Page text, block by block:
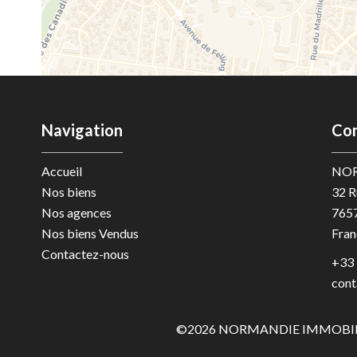
Navigation
Accueil
Nos biens
Nos agences
Nos biens Vendus
Contactez-nous
32
+33
©2026 NORMANDIE